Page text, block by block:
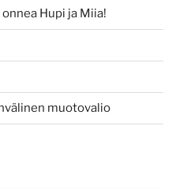
Hupi ja Miia!
muotovalio